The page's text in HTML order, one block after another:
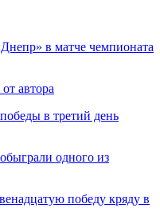
в матче чемпионата
автора
в третий день
одного из
победу кряду в